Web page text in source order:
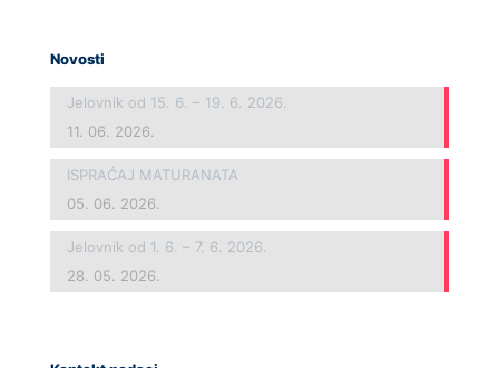
Novosti
Jelovnik od 15. 6. – 19. 6. 2026.
11. 06. 2026.
ISPRAĆAJ MATURANATA
05. 06. 2026.
Jelovnik od 1. 6. – 7. 6. 2026.
28. 05. 2026.